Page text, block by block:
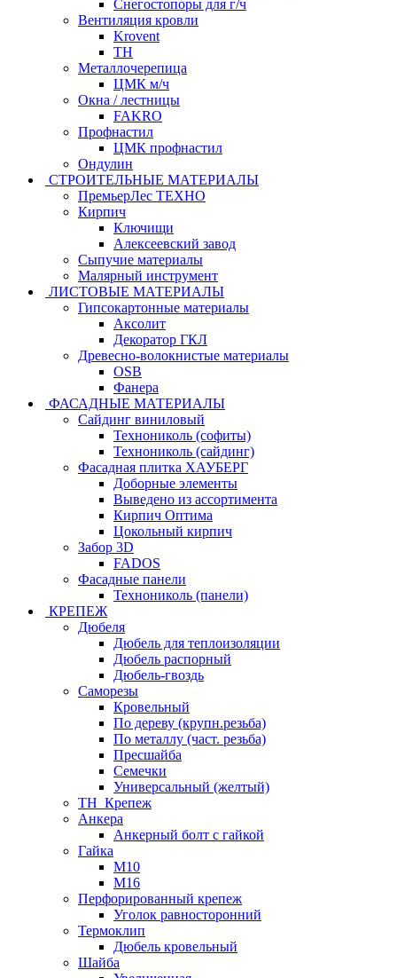
Снегостопоры для г/ч
Вентиляция кровли
Krovent
ТН
Металлочерепица
ЦМК м/ч
Окна / лестницы
FAKRO
Профнастил
ЦМК профнастил
Ондулин
СТРОИТЕЛЬНЫЕ МАТЕРИАЛЫ
ПремьерЛес ТЕХНО
Кирпич
Ключищи
Алексеевский завод
Сыпучие материалы
Малярный инструмент
ЛИСТОВЫЕ МАТЕРИАЛЫ
Гипсокартонные материалы
Аксолит
Декоратор ГКЛ
Древесно-волокнистые материалы
OSB
Фанера
ФАСАДНЫЕ МАТЕРИАЛЫ
Сайдинг виниловый
Технониколь (софиты)
Технониколь (сайдинг)
Фасадная плитка ХАУБЕРГ
Доборные элементы
Выведено из ассортимента
Кирпич Оптима
Цокольный кирпич
Забор 3D
FADOS
Фасадные панели
Технониколь (панели)
КРЕПЕЖ
Дюбеля
Дюбель для теплоизоляции
Дюбель распорный
Дюбель-гвоздь
Саморезы
Кровельный
По дереву (крупн.резьба)
По металлу (част. резьба)
Пресшайба
Семечки
Универсальный (желтый)
ТН_Крепеж
Анкера
Анкерный болт с гайкой
Гайка
М10
М16
Перфорированный крепеж
Уголок равносторонний
Термоклип
Дюбель кровельный
Шайба